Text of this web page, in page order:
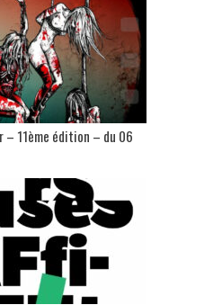
– 11ème édition – du 06